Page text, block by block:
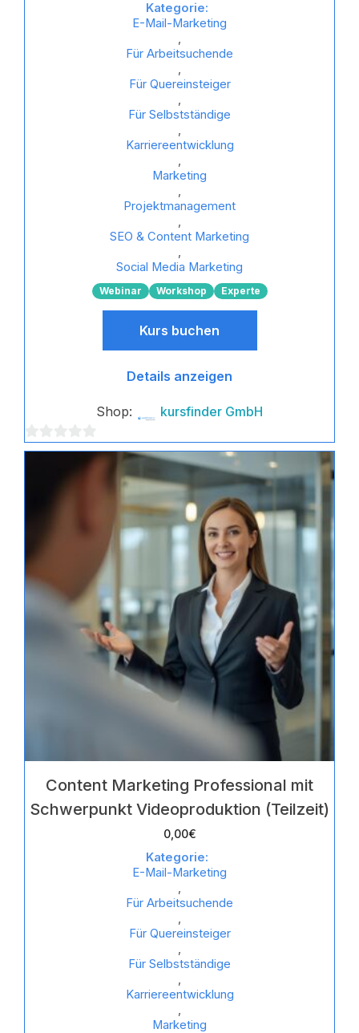
Kategorie:
E-Mail-Marketing
,
Für Arbeitsuchende
,
Für Quereinsteiger
,
Für Selbstständige
,
Karriereentwicklung
,
Marketing
,
Projektmanagement
,
SEO & Content Marketing
,
Social Media Marketing
Webinar Workshop Experte
Kurs buchen
Details anzeigen
Shop: kursfinder GmbH
0
Content Marketing Professional mit
Schwerpunkt Videoproduktion (Teilzeit)
0,00€
Kategorie:
E-Mail-Marketing
,
Für Arbeitsuchende
,
Für Quereinsteiger
,
Für Selbstständige
,
Karriereentwicklung
,
Marketing